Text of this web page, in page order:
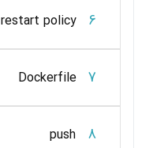
6
restart policy
7
Dockerfile
8
push